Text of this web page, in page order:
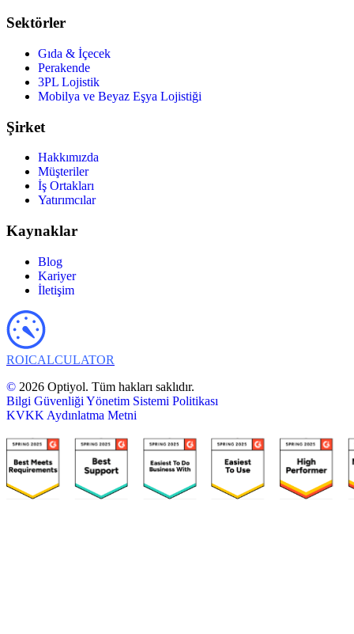
Sektörler
Gıda & İçecek
Perakende
3PL Lojistik
Mobilya ve Beyaz Eşya Lojistiği
Şirket
Hakkımızda
Müşteriler
İş Ortakları
Yatırımcılar
Kaynaklar
Blog
Kariyer
İletişim
ROICALCULATOR
© 2026 Optiyol. Tüm hakları saklıdır.
Bilgi Güvenliği Yönetim Sistemi Politikası
KVKK Aydınlatma Metni